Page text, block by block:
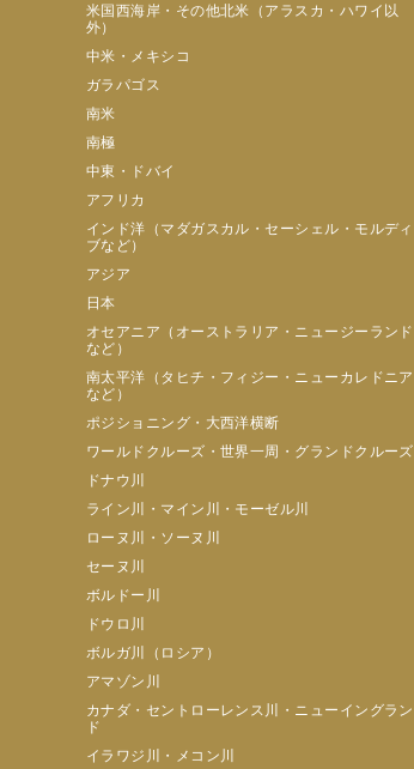
米国西海岸・その他北米（アラスカ・ハワイ以
外）
中米・メキシコ
ガラパゴス
南米
南極
中東・ドバイ
アフリカ
インド洋（マダガスカル・セーシェル・モルディ
ブなど）
アジア
日本
オセアニア（オーストラリア・ニュージーランド
など）
南太平洋（タヒチ・フィジー・ニューカレドニア
など）
ポジショニング・大西洋横断
ワールドクルーズ・世界一周・グランドクルーズ
ドナウ川
ライン川・マイン川・モーゼル川
ローヌ川・ソーヌ川
セーヌ川
ボルドー川
ドウロ川
ボルガ川（ロシア）
アマゾン川
カナダ・セントローレンス川・ニューイングラン
ド
イラワジ川・メコン川